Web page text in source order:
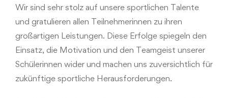
Wir sind sehr stolz auf unsere sportlichen Talente
und gratulieren allen Teilnehmerinnen zu ihren
großartigen Leistungen. Diese Erfolge spiegeln den
Einsatz, die Motivation und den Teamgeist unserer
Schülerinnen wider und machen uns zuversichtlich für
zukünftige sportliche Herausforderungen.